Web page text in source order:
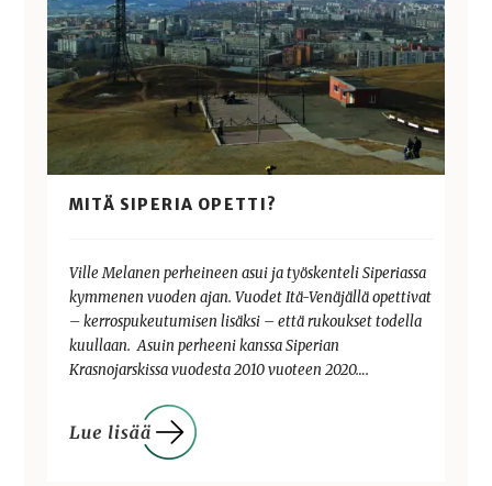
MITÄ SIPERIA OPETTI?
Ville Melanen perheineen asui ja työskenteli Siperiassa
kymmenen vuoden ajan. Vuodet Itä-Venäjällä opettivat
– kerrospukeutumisen lisäksi – että rukoukset todella
kuullaan. Asuin perheeni kanssa Siperian
Krasnojarskissa vuodesta 2010 vuoteen 2020….